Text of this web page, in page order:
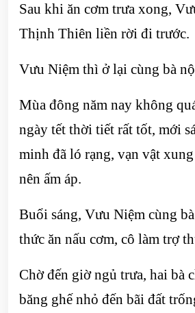
Sau khi ăn cơm trưa xong,
Thịnh Thiên liền rời đi trước.
Vưu Niệm thì ở lại cùng bà
Mùa đông năm nay không
ngày tết thời tiết rất tốt, mới
minh đã ló rạng, vạn vật
nên ấm áp.
Buổi sáng, Vưu Niệm cùng
thức ăn nấu cơm, cô làm trợ
Chờ đến giờ ngủ trưa, hai bà
băng ghế nhỏ đến bãi đất